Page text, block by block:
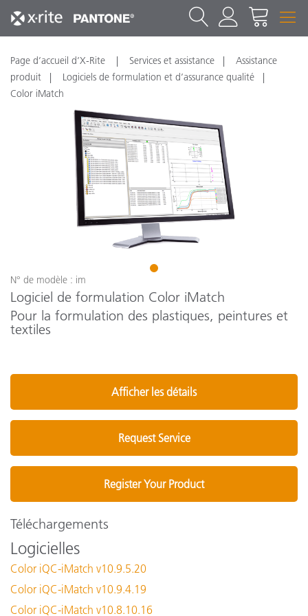
Page d’accueil d’X-Rite Services et assistance
Assistance
produit
Logiciels de formulation et d’assurance qualité
Color iMatch
1
N° de modèle : im
Logiciel de formulation Color iMatch
Pour la formulation des plastiques, peintures et
textiles
Afficher les détails
Request Service
Register Your Product
Téléchargements
Logicielles
Color iQC-iMatch v10.9.5.20
Color iQC-iMatch v10.9.4.19
Color iQC-iMatch v10.8.10.16